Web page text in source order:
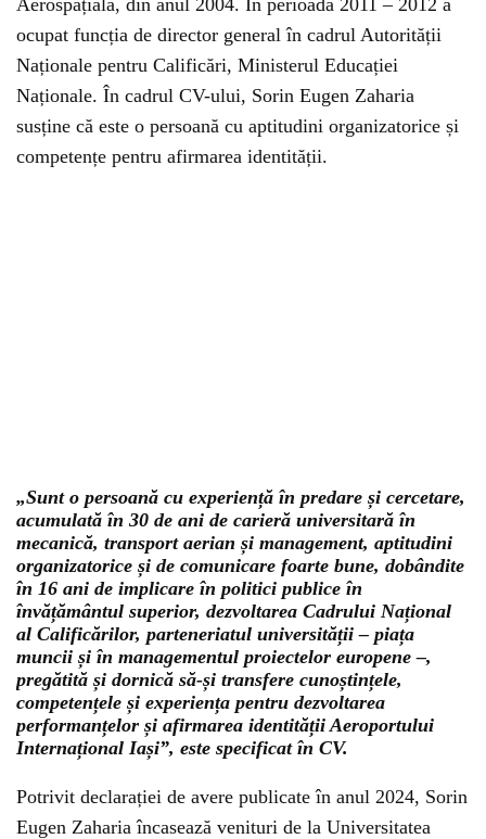
Aerospațială, din anul 2004. În perioada 2011 – 2012 a
ocupat funcția de director general în cadrul Autorității
Naționale pentru Calificări, Ministerul Educației
Naționale. În cadrul CV-ului, Sorin Eugen Zaharia
susține că este o persoană cu aptitudini organizatorice și
competențe pentru afirmarea identității.
„Sunt o persoană cu experiență în predare și cercetare,
acumulată în 30 de ani de carieră universitară în
mecanică, transport aerian și management, aptitudini
organizatorice și de comunicare foarte bune, dobândite
în 16 ani de implicare în politici publice în
învățământul superior, dezvoltarea Cadrului Național
al Calificărilor, parteneriatul universității – piața
muncii și în managementul proiectelor europene –,
pregătită și dornică să-și transfere cunoștințele,
competențele și experiența pentru dezvoltarea
performanțelor și afirmarea identității Aeroportului
Internațional Iași”, este specificat în CV.
Potrivit declarației de avere publicate în anul 2024, Sorin
Eugen Zaharia încasează venituri de la Universitatea